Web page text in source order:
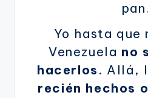
Yo hasta que
Venezuela no
hacerlos . Allá,
recién hechos